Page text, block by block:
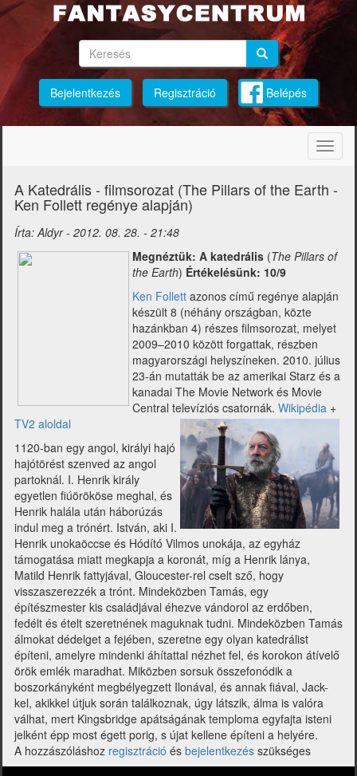
Ugrás
tartalomra
Keresés Keresés
Bejelentkezés Regisztráció Belépés
A Katedrális - filmsorozat (The Pillars of the Earth -
Ken Follett regénye alapján)
Írta:Aldyr- 2012. 08. 28. - 21:48
Megnéztük: A katedrális (The Pillars of
the Earth) Értékelésünk: 10/9
Ken Follett azonos című regénye alapján
készült 8 (néhány országban, közte
hazánkban 4) részes filmsorozat, melyet
2009–2010 között forgattak, részben
magyarországi helyszíneken. 2010. július
23-án mutatták be az amerikai Starz és a
kanadai The Movie Network és Movie
Central televíziós csatornák. Wikipédia +
TV2 aloldal
1120-ban egy angol, királyi hajó
hajótörést szenved az angol
partoknál. I. Henrik király
egyetlen fiúörököse meghal, és
Henrik halála után háborúzás
indul meg a trónért. István, aki I.
Henrik unokaöccse és Hódító Vilmos unokája, az egyház
támogatása miatt megkapja a koronát, míg a Henrik lánya,
Matild Henrik fattyjával, Gloucester-rel cselt sző, hogy
visszaszerezzék a trónt. Mindeközben Tamás, egy
építészmester kis családjával éhezve vándorol az erdőben,
fedélt és ételt szeretnének maguknak tudni. Mindeközben Tamás
álmokat dédelget a fejében, szeretne egy olyan katedrálist
építeni, amelyre mindenki áhítattal nézhet fel, és korokon átívelő
örök emlék maradhat. Miközben sorsuk összefonódik a
boszorkányként megbélyegzett Ilonával, és annak fiával, Jack-
kel, akikkel útjuk során találkoznak, úgy látszik, álma is valóra
válhat, mert Kingsbridge apátságának temploma egyfajta isteni
jelként épp most égett porig, s újat kellene építeni a helyére.
A hozzászóláshoz regisztráció és bejelentkezés szükséges